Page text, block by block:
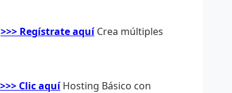
>>> Regístrate aquíCrea múltiples
>>> Clic aquíHosting Básico con